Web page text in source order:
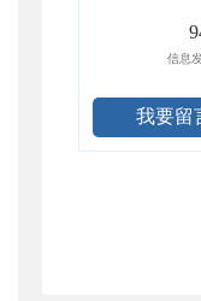
信息
我要留